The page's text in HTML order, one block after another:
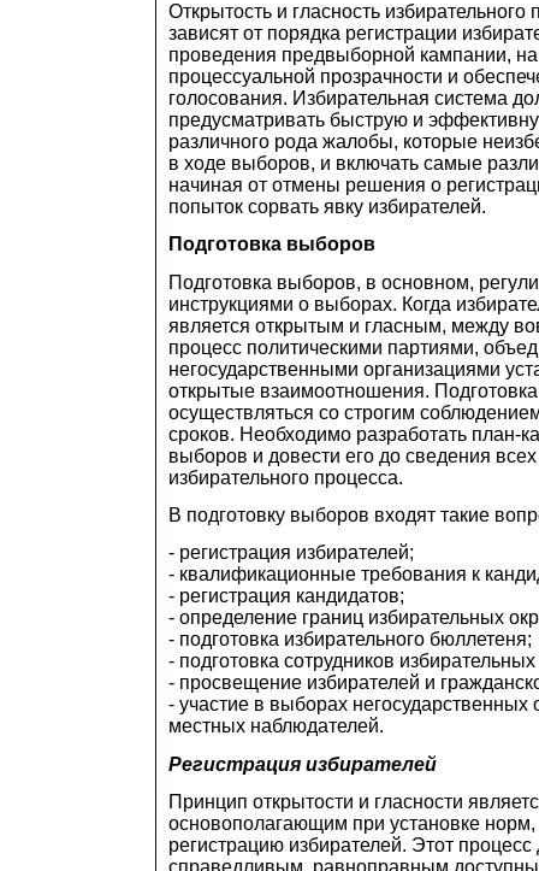
Открытость и гласность избирательного
зависят от порядка регистрации
проведения предвыборной кампании,
процессуальной прозрачности и
голосования. Избирательная система
предусматривать быструю и
различного рода жалобы, которые
в ходе выборов, и включать самые
начиная от отмены решения о
попыток сорвать явку избирателей.
Подготовка выборов
Подготовка выборов, в основном,
инструкциями о выборах. Когда
является открытым и гласным, между
процесс политическими партиями,
негосударственными организациями
открытые взаимоотношения.
осуществляться со строгим
сроков. Необходимо разработать план-
выборов и довести его до сведения всех
избирательного процесса.
В подготовку выборов входят такие
- регистрация избирателей;
- квалификационные требования к
- регистрация кандидатов;
- определение границ избирательных
- подготовка избирательного бюллетеня;
- подготовка сотрудников
- просвещение избирателей и
- участие в выборах негосударственных
местных наблюдателей.
Регистрация избирателей
Принцип открытости и гласности
основополагающим при установке
регистрацию избирателей. Этот
справедливым, равноправным